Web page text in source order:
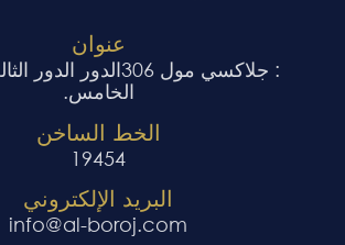
e
b
t
g
r
a
m
t
u
b
e
عنوان
: جلاكسي مول 306الدور
الخامس.
الخط الساخن
19454
البريد الإلكتروني
info@al-boroj.com